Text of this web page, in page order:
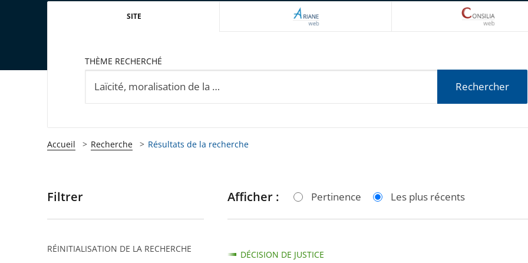
SITE ARIANEWEB
THÈME RECHERCHÉ
Rechercher
Accueil Recherche Résultats de la recherche
Passer
pour
Filtrer
RÉINITIALISATION DE LA RECHERCHE
Afficher : Pertinence Les plus récents
DÉCISION DE JUSTICE